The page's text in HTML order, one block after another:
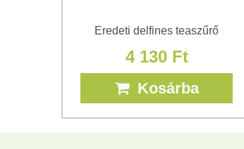
Eredeti delfines teaszűrő
4 130 Ft
Kosárba